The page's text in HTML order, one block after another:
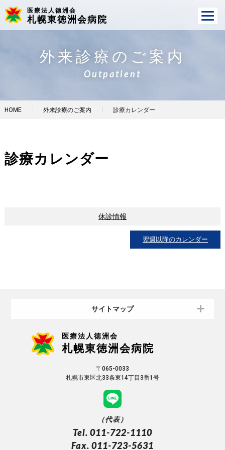
医療法人徳洲会
札幌東徳洲会病院
外来診療のご案内
Outpatient
HOME 外来診療のご案内 診療カレンダー
診療カレンダー
休診情報
翌週以降のカレンダー
サイトマップ
医療法人徳洲会
札幌東徳洲会病院
〒065-0033
札幌市東区北33条東14丁目3番1号
（代表）
Tel. 011-722-1110
Fax. 011-723-5631